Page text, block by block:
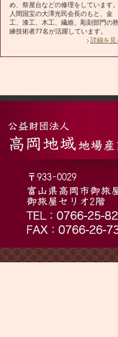
め、祭屋台などの修理をしています。
人間国宝の大澤光民会長のもと、金
工、漆工、木工、繊維、彫刻部門の
練技術者77名が活躍しています。
詳細を見